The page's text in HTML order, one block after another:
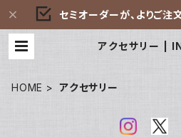
セミオーダーが、よりご注
アクセサリー |
HOME アクセサリー